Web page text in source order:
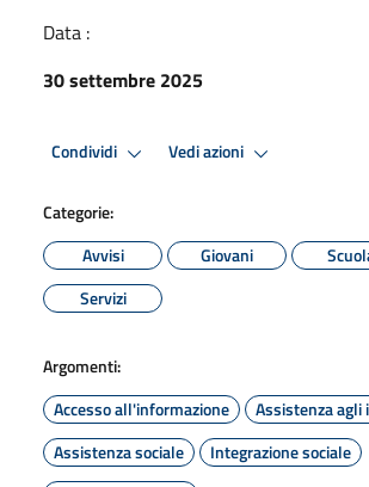
Data :
30 settembre 2025
Condividi Vedi azioni
Categorie:
Avvisi
Giovani
Servizi
Argomenti:
Accesso all'informazione
Assistenza agli
Assistenza sociale
Integrazione sociale